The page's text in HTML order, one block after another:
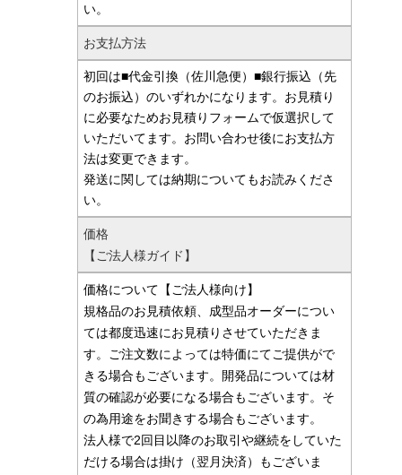
い。
お支払方法
初回は■代金引換（佐川急便）■銀行振込（先
のお振込）のいずれかになります。お見積り
に必要なためお見積りフォームで仮選択して
いただいてます。お問い合わせ後にお支払方
法は変更できます。
発送に関しては納期についてもお読みくださ
い。
価格
【ご法人様ガイド】
価格について【ご法人様向け】
規格品のお見積依頼、成型品オーダーについ
ては都度迅速にお見積りさせていただきま
す。ご注文数によっては特価にてご提供がで
きる場合もございます。開発品については材
質の確認が必要になる場合もございます。そ
の為用途をお聞きする場合もございます。
法人様で2回目以降のお取引や継続をしていた
だける場合は掛け（翌月決済）もございま